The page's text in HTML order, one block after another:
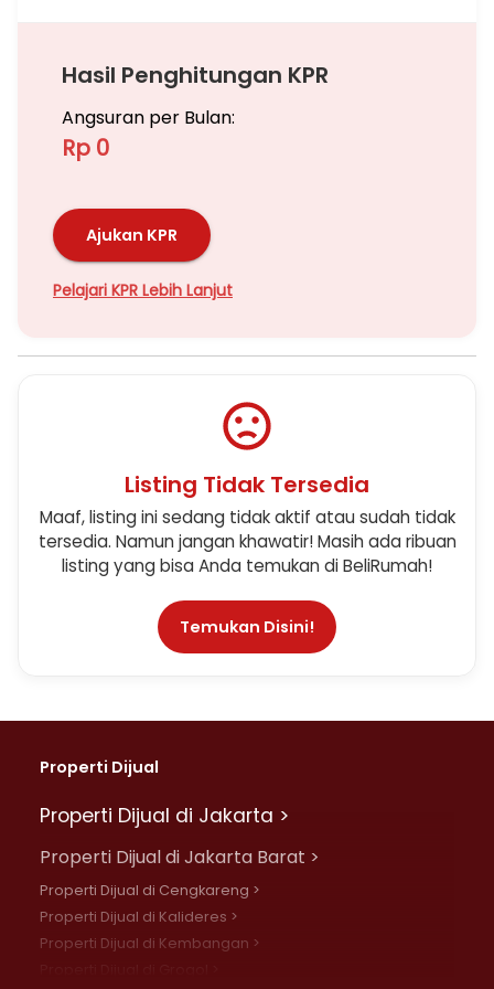
Hasil Penghitungan KPR
Angsuran per Bulan:
Rp 0
Ajukan KPR
Pelajari KPR Lebih Lanjut
Listing Tidak Tersedia
Maaf, listing ini sedang tidak aktif atau sudah tidak
tersedia. Namun jangan khawatir! Masih ada ribuan
listing yang bisa Anda temukan di BeliRumah!
Temukan Disini!
Properti Dijual
Properti Dijual di Jakarta >
Properti Dijual di Jakarta Barat >
Properti Dijual di Cengkareng >
Properti Dijual di Kalideres >
Properti Dijual di Kembangan >